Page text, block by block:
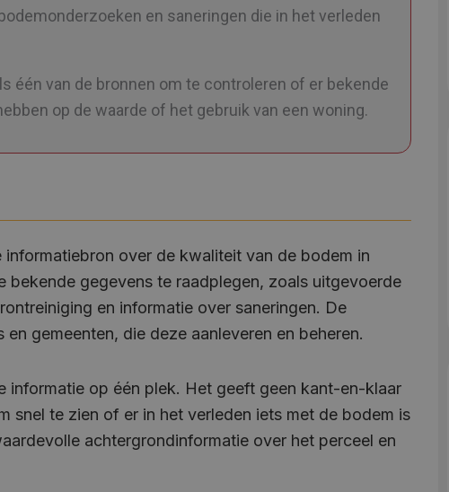
en saneringen die in het verleden
één van de bronnen om te controleren of er bekende
op de waarde of het gebruik van een woning.
over de kwaliteit van de bodem in
bekende gegevens te raadplegen, zoals uitgevoerde
en informatie over saneringen. De
gemeenten, die deze aanleveren en beheren.
informatie op één plek. Het geeft geen kant-en-klaar
snel te zien of er in het verleden iets met de bodem is
achtergrondinformatie over het perceel en